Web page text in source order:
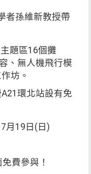
者孫維新教授帶
主題區16個攤
、無人機飛行模
坊。
A21 環北站設有免
月 19 日 ( 日 )
費參與！